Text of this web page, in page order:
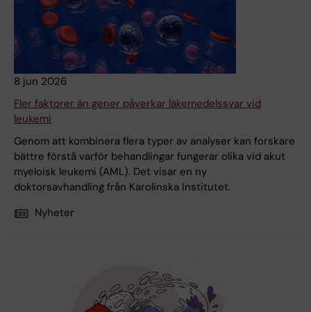
8 jun 2026
Fler faktorer än gener påverkar läkemedelssvar vid
leukemi
Genom att kombinera flera typer av analyser kan forskare
bättre förstå varför behandlingar fungerar olika vid akut
myeloisk leukemi (AML). Det visar en ny
doktorsavhandling från Karolinska Institutet.
Nyheter